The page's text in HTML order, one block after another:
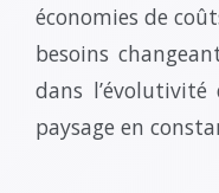
économies de
besoins
dans
paysage en